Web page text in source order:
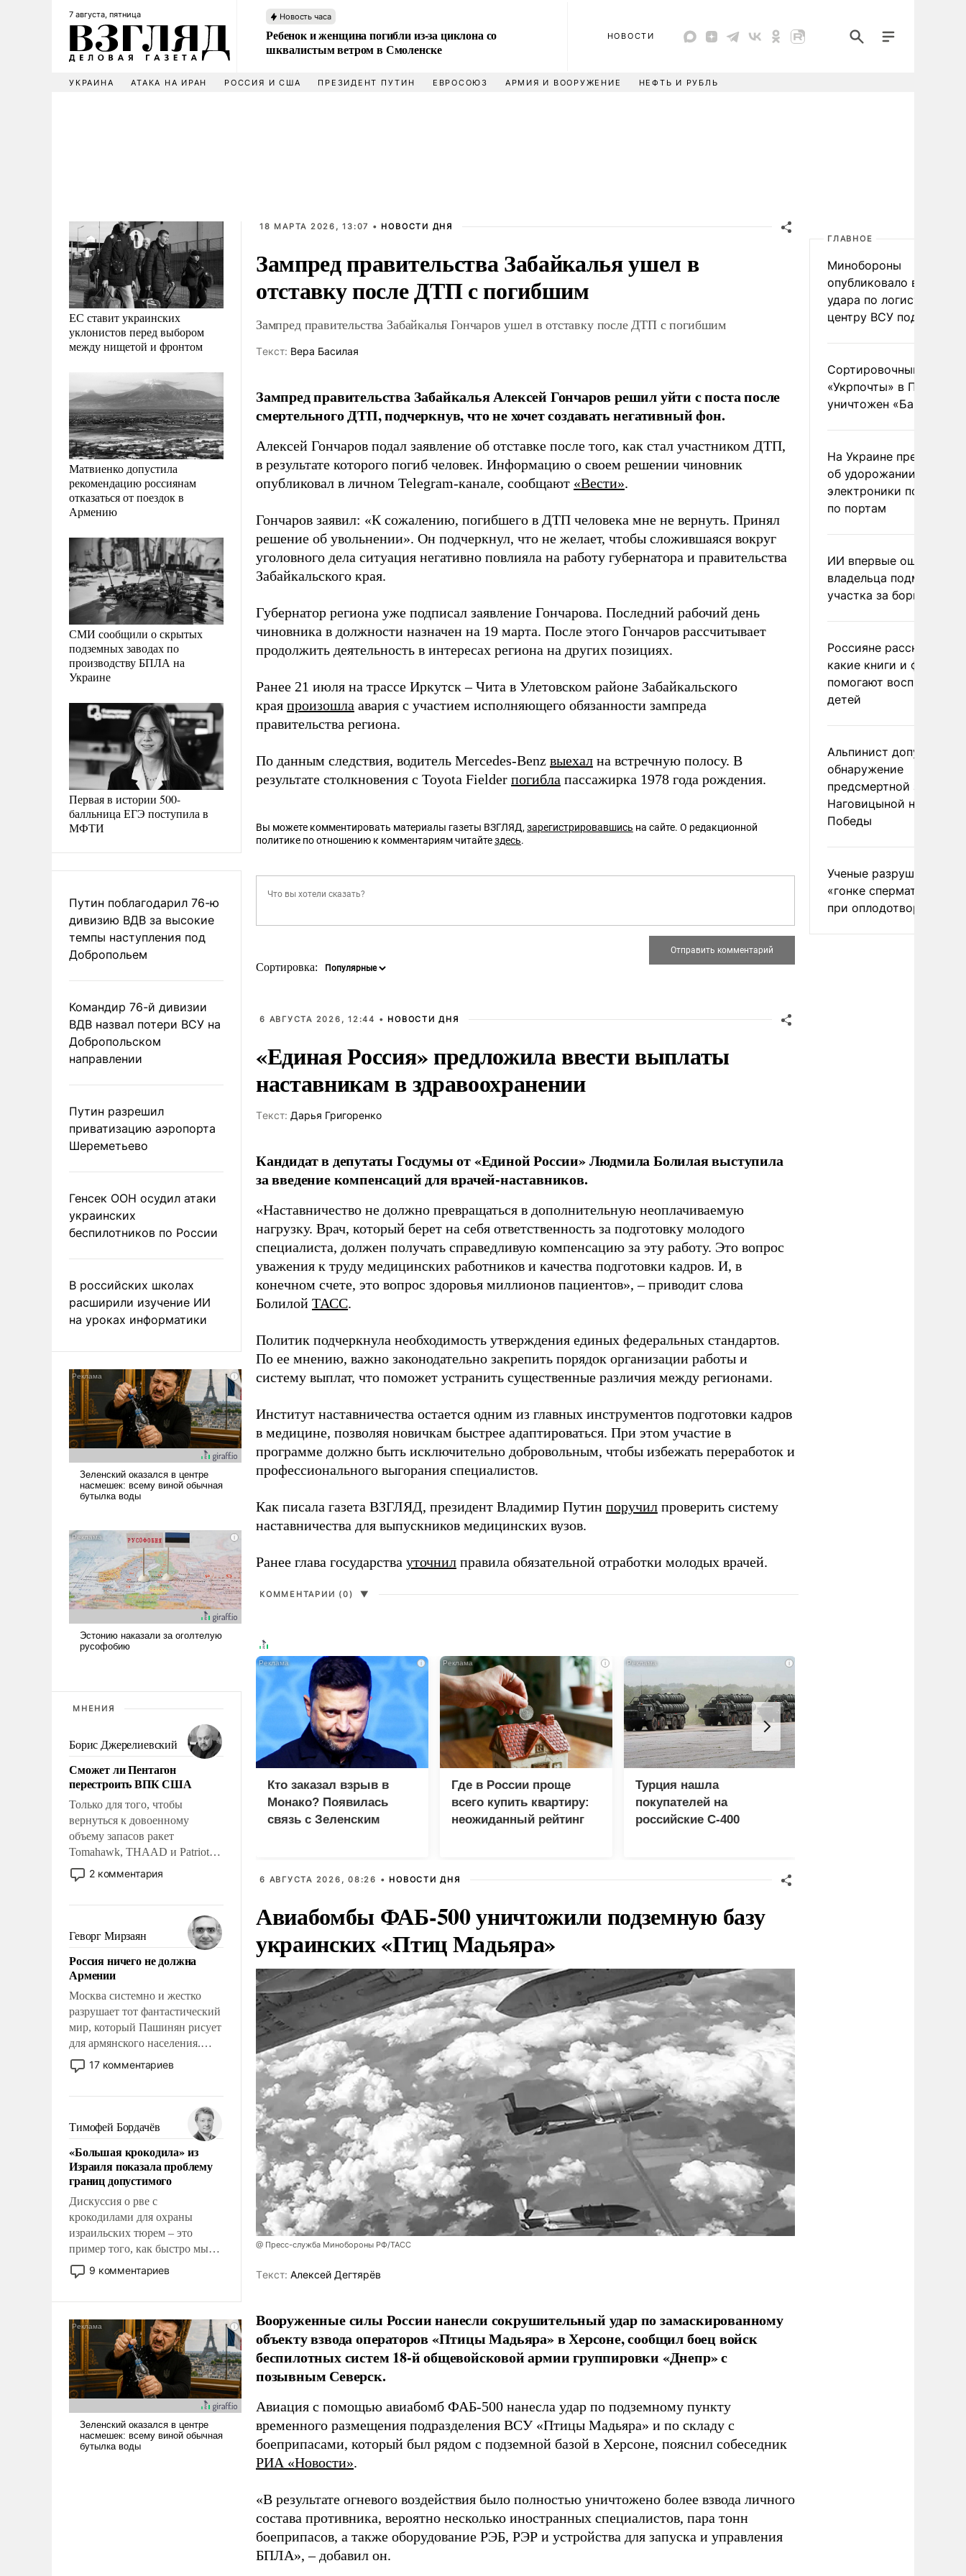
7 августа, пятница Новость часа
Ребенок и женщина погибли из-за циклона со
шквалистым ветром в Смоленске
НОВОСТИ
УКРАИНА АТАКА НА ИРАН РОССИЯ И США ПРЕЗИДЕНТ ПУТИН ЕВРОСОЮЗ АРМИЯ И ВООРУЖЕНИЕ НЕФТЬ И РУБЛЬ
ЕС ставит украинских
уклонистов перед выбором
между нищетой и фронтом
Матвиенко допустила
рекомендацию россиянам
отказаться от поездок в
Армению
СМИ сообщили о скрытых
подземных заводах по
производству БПЛА на
Украине
Первая в истории 500-
балльница ЕГЭ поступила в
МФТИ
Путин поблагодарил 76-ю
дивизию ВДВ за высокие
темпы наступления под
Добропольем
Командир 76-й дивизии
ВДВ назвал потери ВСУ на
Добропольском
направлении
Путин разрешил
приватизацию аэропорта
Шереметьево
Генсек ООН осудил атаки
украинских
беспилотников по России
В российских школах
расширили изучение ИИ
на уроках информатики
МНЕНИЯ
Борис Джерелиевский
Сможет ли Пентагон
перестроить ВПК США
Только для того, чтобы
вернуться к довоенному
объему запасов ракет
Tomahawk, THAAD и Patriot
США потребуется более трех
лет. Даже небольшая война с
Сложившаяся ситуация
означает многолетний период
уязвимости США, например,
перед Китаем.
2 комментария
Геворг Мирзаян
Россия ничего не должна
Армении
Москва системно и жестко
разрушает тот фантастический
мир, который Пашинян рисует
для армянского населения.
Мир, где политические
прожекты будут безусловно
налогоплательщиков и где
Еревану за свои поступки не
нужно отвечать.
17 комментариев
Тимофей Бордачёв
«Большая крокодила» из
Израиля показала проблему
границ допустимого
Дискуссия о рве с
крокодилами для охраны
израильских тюрем – это
пример того, как быстро мы
двигаемся по пути
революционных изменений.
псевдонаучной фантастики,
стало всерьез обсуждаемой
идеей.
9 комментариев
18 МАРТА 2026, 13:07 • НОВОСТИ ДНЯ
Зампред правительства Забайкалья ушел в
отставку после ДТП с погибшим
Зампред правительства Забайкалья Гончаров ушел в отставку после ДТП с погибшим
Tекст: Вера Басилая
Зампред правительства Забайкалья Алексей Гончаров решил уйти с поста после
смертельного ДТП, подчеркнув, что не хочет создавать негативный фон.
Алексей Гончаров подал заявление об отставке после того, как стал участником ДТП,
в результате которого погиб человек. Информацию о своем решении чиновник
опубликовал в личном Telegram-канале, сообщают «Вести».
Гончаров заявил: «К сожалению, погибшего в ДТП человека мне не вернуть. Принял
решение об увольнении». Он подчеркнул, что не желает, чтобы сложившаяся вокруг
уголовного дела ситуация негативно повлияла на работу губернатора и правительства
Забайкальского края.
Губернатор региона уже подписал заявление Гончарова. Последний рабочий день
чиновника в должности назначен на 19 марта. После этого Гончаров рассчитывает
продолжить деятельность в интересах региона на других позициях.
Ранее 21 июля на трассе Иркутск – Чита в Улетовском районе Забайкальского
края произошла авария с участием исполняющего обязанности зампреда
правительства региона.
По данным следствия, водитель Mercedes-Benz выехал на встречную полосу. В
результате столкновения с Toyota Fielder погибла пассажирка 1978 года рождения.
Вы можете комментировать материалы газеты ВЗГЛЯД, зарегистрировавшись на сайте. О редакционной
политике по отношению к комментариям читайтездесь.
Сортировка:
6 АВГУСТА 2026, 12:44 • НОВОСТИ ДНЯ
«Единая Россия» предложила ввести выплаты
наставникам в здравоохранении
Tекст: Дарья Григоренко
Кандидат в депутаты Госдумы от «Единой России» Людмила Болилая выступила
за введение компенсаций для врачей-наставников.
«Наставничество не должно превращаться в дополнительную неоплачиваемую
нагрузку. Врач, который берет на себя ответственность за подготовку молодого
специалиста, должен получать справедливую компенсацию за эту работу. Это вопрос
уважения к труду медицинских работников и качества подготовки кадров. И, в
конечном счете, это вопрос здоровья миллионов пациентов», – приводит слова
Болилой ТАСС.
Политик подчеркнула необходимость утверждения единых федеральных стандартов.
По ее мнению, важно законодательно закрепить порядок организации работы и
систему выплат, что поможет устранить существенные различия между регионами.
Институт наставничества остается одним из главных инструментов подготовки кадров
в медицине, позволяя новичкам быстрее адаптироваться. При этом участие в
программе должно быть исключительно добровольным, чтобы избежать переработок и
профессионального выгорания специалистов.
Как писала газета ВЗГЛЯД, президент Владимир Путин поручил проверить систему
наставничества для выпускников медицинских вузов.
Ранее глава государства уточнил правила обязательной отработки молодых врачей.
КОММЕНТАРИИ (0) ▼
i
Кто заказал взрыв в
Монако? Появилась
связь с Зеленским
i
Где в России проще
всего купить квартиру:
неожиданный рейтинг
i
Турция нашла
покупателей на
российские C-400
6 АВГУСТА 2026, 08:26 • НОВОСТИ ДНЯ
Авиабомбы ФАБ-500 уничтожили подземную базу
украинских «Птиц Мадьяра»
@ Пресс-служба Минобороны РФ/ТАСС
Tекст: Алексей Дегтярёв
Вооруженные силы России нанесли сокрушительный удар по замаскированному
объекту взвода операторов «Птицы Мадьяра» в Херсоне, сообщил боец войск
беспилотных систем 18-й общевойсковой армии группировки «Днепр» с
позывным Северск.
Авиация с помощью авиабомб ФАБ-500 нанесла удар по подземному пункту
временного размещения подразделения ВСУ «Птицы Мадьяра» и по складу с
боеприпасами, который был рядом с подземной базой в Херсоне, пояснил собеседник
РИА «Новости».
«В результате огневого воздействия было полностью уничтожено более взвода личного
состава противника, вероятно несколько иностранных специалистов, пара тонн
боеприпасов, а также оборудование РЭБ, РЭР и устройства для запуска и управления
БПЛА», – добавил он.
ГЛАВНОЕ
Минобороны
опубликовало видео
удара по
центру ВСУ под Киевом
Сортировочный пункт
«Укрпочты» в
уничтожен
На Украине
об удорожании
электроники после
по портам
ИИ впервые
владельца
участка за борщевик
Россияне рассказали,
какие книги и фильмы
помогают воспитывать
детей
Альпинист допустил
обнаружение
предсмертной записки
Наговицыной на пике
Победы
Ученые разрушили миф
«гонке
при оплодотворении